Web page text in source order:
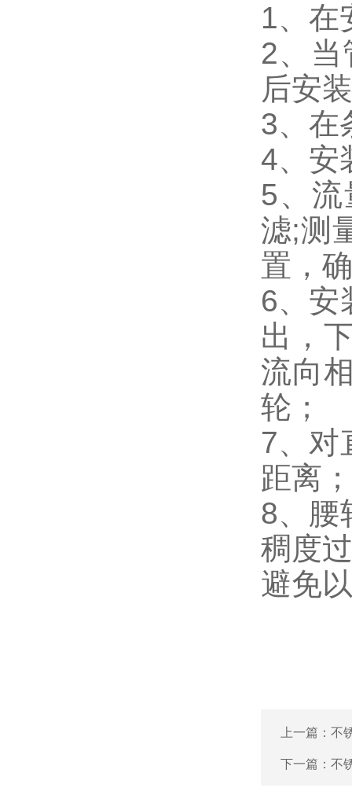
1、在
2、当
后安
3、在
4、安
5、
滤;测
置，
6、安
出，
流向
轮；
7、对
距离；
8、腰
稠度
避免
上一篇： 不
下一篇： 不